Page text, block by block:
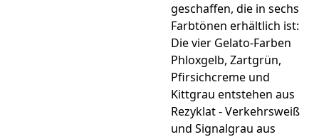
geschaffen, die in sechs
Farbtönen erhältlich ist:
Die vier Gelato-Farben
Phloxgelb, Zartgrün,
Pfirsichcreme und
Kittgrau entstehen aus
Rezyklat - Verkehrsweiß
und Signalgrau aus